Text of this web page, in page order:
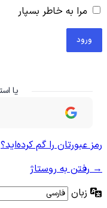
مرا به خاطر بسپار
یا
رمز عبورتان را گم کرده‌اید؟
→ رفتن به روستاژ
زبان